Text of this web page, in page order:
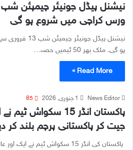
ورس کراچی میں شروع ہو گی
نیشنل پیڈل
ہو گی۔ ملک بھر 50 ٹیمیں حصہ…
Read More »
News Editor 1 جنوری, 2026 85
پاکستان انڈر 15
جیت کر پاکستانی پرچم بلند کر
پاکستان کی انڈر 15 سکواش ٹیم